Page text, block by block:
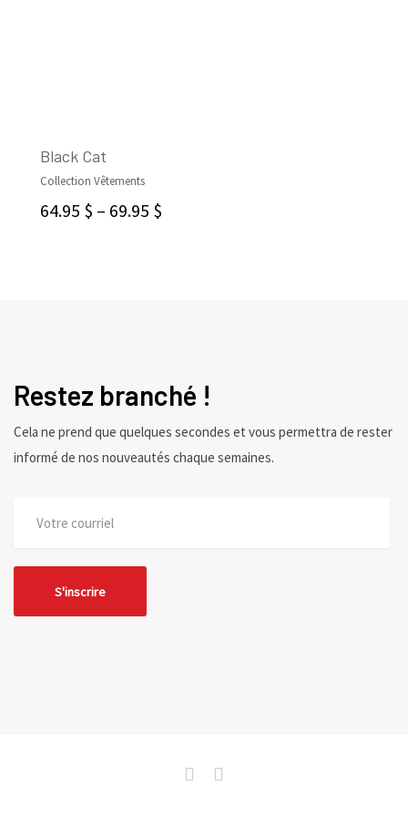
Black Cat
Collection Vêtements
64.95 $ – 69.95 $
Restez branché !
Cela ne prend que quelques secondes et vous permettra de rester
informé de nos nouveautés chaque semaines.